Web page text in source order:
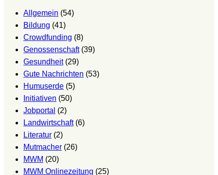
Allgemein (54)
Bildung (41)
Crowdfunding (8)
Genossenschaft(39)
Gesundheit(29)
Gute Nachrichten (53)
Humuserde (5)
Initiativen (50)
Jobportal (2)
Landwirtschaft(6)
Literatur (2)
Mutmacher (26)
MWM (20)
MWM Onlinezeitung (25)